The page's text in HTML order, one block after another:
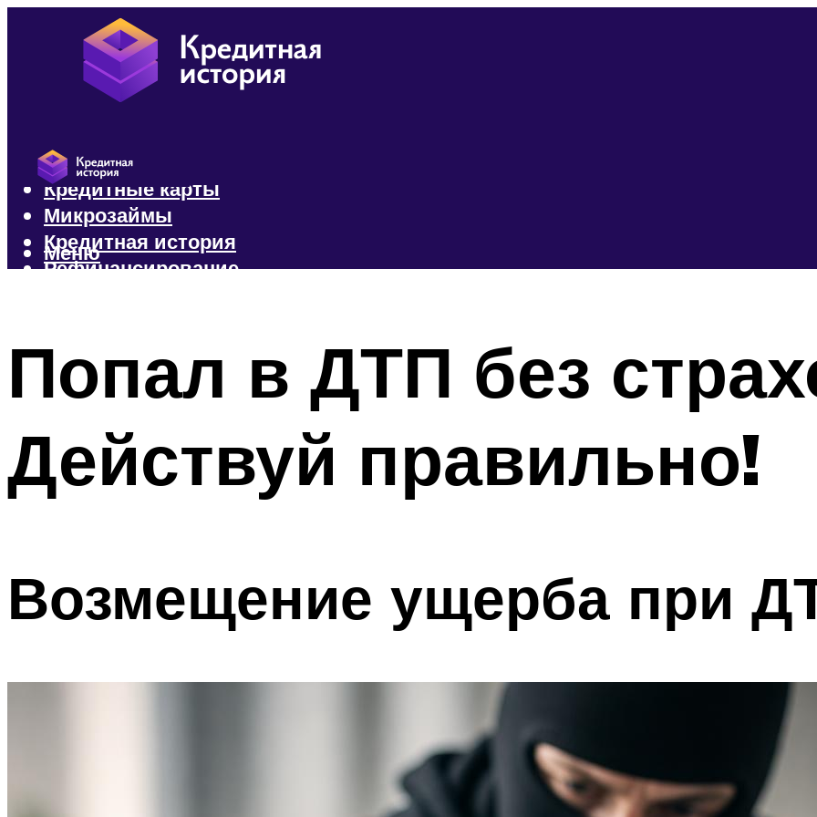
Кредиты
Кредитные карты
Микрозаймы
Кредитная история
Рефинансирование
Меню
Попал в ДТП без
Действуй правильно!
Возмещение ущерба при